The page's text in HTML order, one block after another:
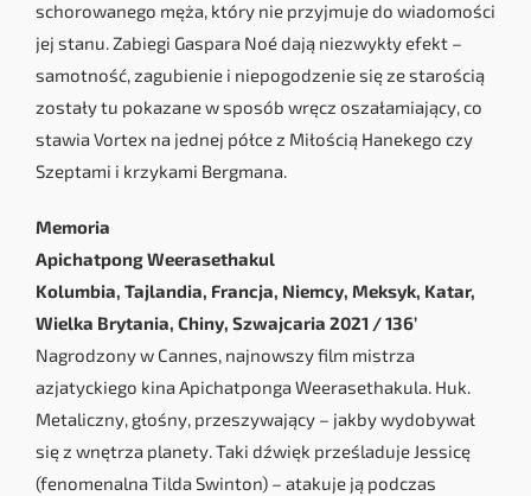
schorowanego męża, który nie przyjmuje do wiadomości
jej stanu. Zabiegi Gaspara Noé dają niezwykły efekt –
samotność, zagubienie i niepogodzenie się ze starością
zostały tu pokazane w sposób wręcz oszałamiający, co
stawia Vortex na jednej półce z Miłością Hanekego czy
Szeptami i krzykami Bergmana.
Memoria
Apichatpong Weerasethakul
Kolumbia, Tajlandia, Francja, Niemcy, Meksyk, Katar,
Wielka Brytania, Chiny, Szwajcaria 2021 / 136’
Nagrodzony w Cannes, najnowszy film mistrza
azjatyckiego kina Apichatponga Weerasethakula. Huk.
Metaliczny, głośny, przeszywający – jakby wydobywał
się z wnętrza planety. Taki dźwięk prześladuje Jessicę
(fenomenalna Tilda Swinton) – atakuje ją podczas